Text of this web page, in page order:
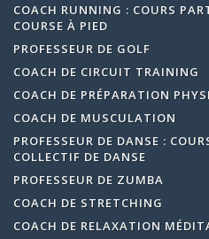
COACH RUNNING : COURS
COURSE À PIED
PROFESSEUR DE GOLF
COACH DE CIRCUIT TRAINING
COACH DE PRÉPARATION
COACH DE MUSCULATION
PROFESSEUR DE DANSE :
COLLECTIF DE DANSE
PROFESSEUR DE ZUMBA
COACH DE STRETCHING
COACH DE RELAXATION